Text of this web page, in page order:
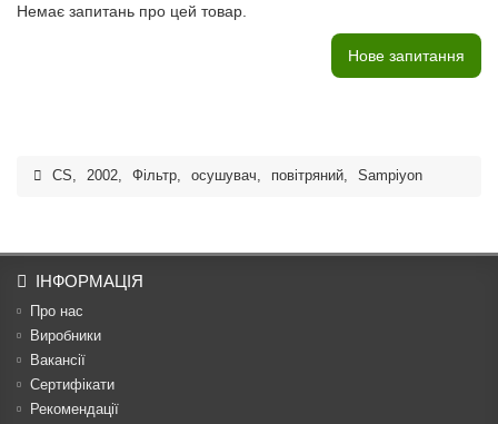
Немає запитань про цей товар.
Нове запитання
CS, 2002, Фільтр, осушувач, повітряний, Sampiyon
ІНФОРМАЦІЯ
Про нас
Виробники
Вакансії
Сертифікати
Рекомендації